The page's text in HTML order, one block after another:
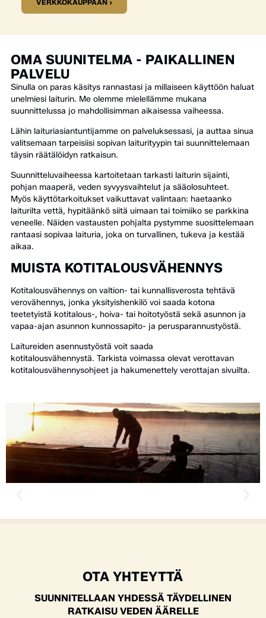
VERKKOKAUPPAAN ›
OMA SUUNITELMA - PAIKALLINEN
PALVELU
Sinulla on paras käsitys rannastasi ja millaiseen käyttöön haluat
unelmiesi laiturin. Me olemme mielellämme mukana
suunnittelussa jo mahdollisimman aikaisessa vaiheessa.
Lähin laituriasiantuntijamme on palveluksessasi, ja auttaa sinua
valitsemaan tarpeisiisi sopivan laiturityypin tai suunnittelemaan
täysin räätälöidyn ratkaisun.
Suunnitteluvaiheessa kartoitetaan tarkasti laiturin sijainti,
pohjan maaperä, veden syvyysvaihtelut ja sääolosuhteet.
Myös käyttötarkoitukset vaikuttavat valintaan: haetaanko
laiturilta vettä, hypitäänkö siitä uimaan tai toimiiko se parkkina
veneelle. Näiden vastausten pohjalta pystymme suosittelemaan
rantaasi sopivaa laituria, joka on turvallinen, tukeva ja kestää
aikaa.
MUISTA KOTITALOUSVÄHENNYS
Kotitalousvähennys on valtion- tai kunnallisverosta tehtävä
verovähennys, jonka yksityishenkilö voi saada kotona
teetetyistä kotitalous-, hoiva- tai hoitotyöstä sekä asunnon ja
vapaa-ajan asunnon kunnossapito- ja perusparannustyöstä.
Laitureiden asennustyöstä voit saada
kotitalousvähennystä. Tarkista voimassa olevat verottavan
kotitalousvähennysohjeet ja hakumenettely verottajan sivuilta.
OTA YHTEYTTÄ
SUUNNITELLAAN YHDESSÄ TÄYDELLINEN
RATKAISU VEDEN ÄÄRELLE